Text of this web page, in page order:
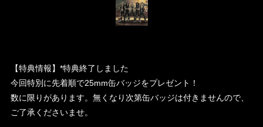
【特典情報】*特典終了しました
今回特別に先着順で25mm缶バッジをプレゼント！
数に限りがあります。無くなり次第缶バッジは付きませんので、
ご了承くださいませ。